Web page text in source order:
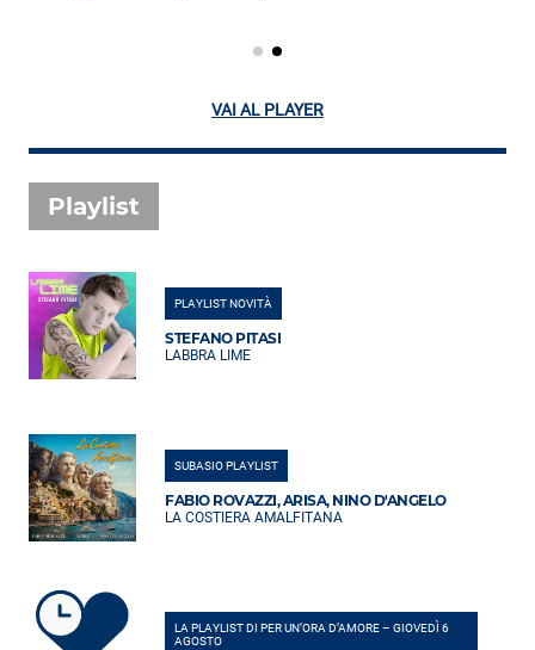
VAI AL PLAYER
Playlist
PLAYLIST NOVITÀ
STEFANO PITASI
LABBRA LIME
SUBASIO PLAYLIST
FABIO ROVAZZI, ARISA, NINO D'ANGELO
LA COSTIERA AMALFITANA
LA PLAYLIST DI PER UN’ORA D’AMORE – GIOVEDÌ 6
AGOSTO